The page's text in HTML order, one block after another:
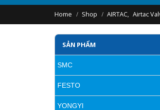
Home Shop AIRTAC, Airtac
SẢN PHẨM
SMC
FESTO
YONGYI